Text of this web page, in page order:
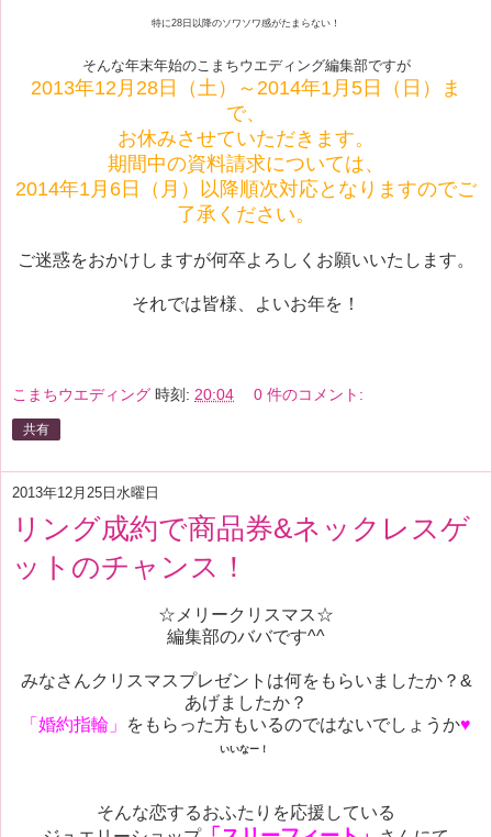
特に28日以降のソワソワ感がたまらない！
そんな年末年始のこまちウエディング編集部ですが
2013年12月28日（土）～2014年1月5日（日）ま
で、
お休みさせていただきます。
期間中の資料請求については、
2014年1月6日（月）以降順次対応となりますのでご
了承ください。
ご迷惑をおかけしますが何卒よろしくお願いいたします。
それでは皆様、よいお年を！
こまちウエディング 時刻: 20:04 0 件のコメント:
共有
2013年12月25日水曜日
リング成約で商品券&ネックレスゲ
ットのチャンス！
☆メリークリスマス☆
編集部のババです^^
みなさんクリスマスプレゼントは何をもらいましたか？&
あげましたか？
「婚約指輪」
をもらった方もいるのではないでしょうか♥
いいなー！
そんな恋するおふたりを応援している